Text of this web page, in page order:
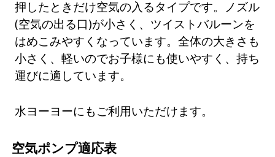
押したときだけ空気の入るタイプです。ノズル
(空気の出る口)が小さく、ツイストバルーンを
はめこみやすくなっています。全体の大きさも
小さく、軽いのでお子様にも使いやすく、持ち
運びに適しています。
水ヨーヨーにもご利用いただけます。
空気ポンプ適応表